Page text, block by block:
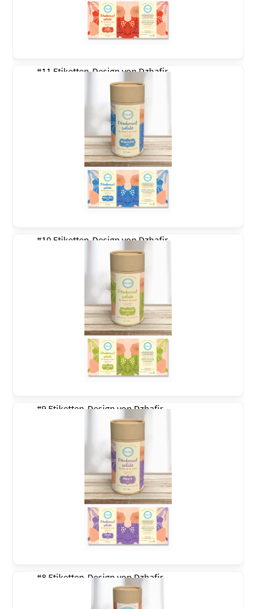
#11 Etiketten-Design vonDzhafir
#10 Etiketten-Design vonDzhafir
#9 Etiketten-Design vonDzhafir
#8 Etiketten-Design vonDzhafir